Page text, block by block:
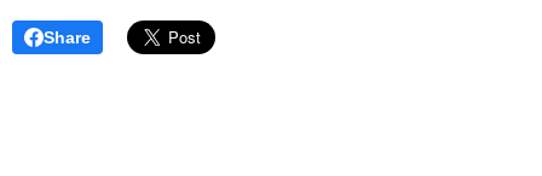
Share